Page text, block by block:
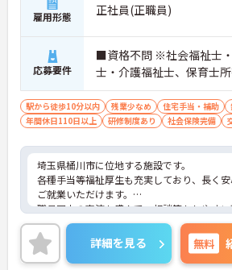
雇用形態 正社員(正職員)
応募要件
■資格不問 ※社会福祉士
士・介護福祉士、保育士
駅から徒歩10分以内 残業少なめ 住宅手当・補助
年間休日110日以上
研修制度あり 社会保険完備
埼玉県桶川市に位地する施設です。
各種手当等福祉厚生も充実しており、長く
ご就業いただけます。
職員同士の交流も盛んで、相談等もしやす
す。
ご興味ある方には、面接対策ポイントなど、
詳細をお話しいたしますのでお気軽にご相
い！
詳細を見る 無料